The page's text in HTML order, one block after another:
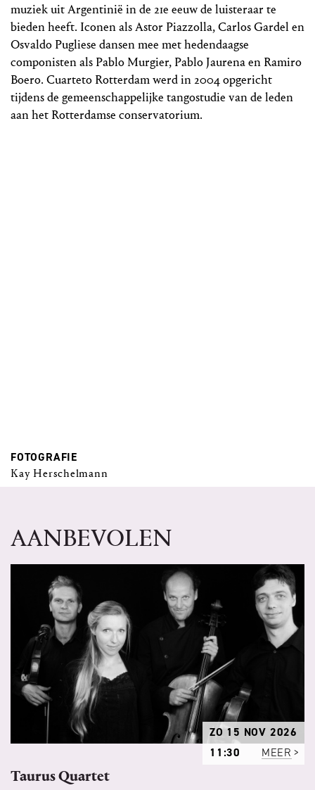
muziek uit Argentinië in de 21e eeuw de luisteraar te
bieden heeft. Iconen als Astor Piazzolla, Carlos Gardel en
Osvaldo Pugliese dansen mee met hedendaagse
componisten als Pablo Murgier, Pablo Jaurena en Ramiro
Boero. Cuarteto Rotterdam werd in 2004 opgericht
tijdens de gemeenschappelijke tangostudie van de leden
aan het Rotterdamse conservatorium.
FOTOGRAFIE
Kay Herschelmann
AANBEVOLEN
ZO 15 NOV 2026
11:30
MEER
Taurus Quartet